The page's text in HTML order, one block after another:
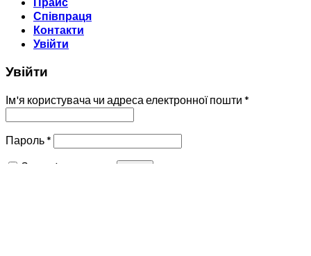
Співпраця
Контакти
Увійти
Увійти
Ім'я користувача чи адреса електронної пошти *
Пароль*
Запам'ятати мене